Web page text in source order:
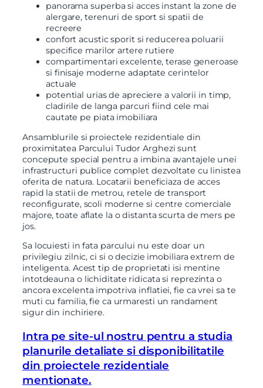
panorama superba si acces instant la zone de
alergare, terenuri de sport si spatii de
recreere
confort acustic sporit si reducerea poluarii
specifice marilor artere rutiere
compartimentari excelente, terase generoase
si finisaje moderne adaptate cerintelor
actuale
potential urias de apreciere a valorii in timp,
cladirile de langa parcuri fiind cele mai
cautate pe piata imobiliara
Ansamblurile si proiectele rezidentiale din
proximitatea Parcului Tudor Arghezi sunt
concepute special pentru a imbina avantajele unei
infrastructuri publice complet dezvoltate cu linistea
oferita de natura. Locatarii beneficiaza de acces
rapid la statii de metrou, retele de transport
reconfigurate, scoli moderne si centre comerciale
majore, toate aflate la o distanta scurta de mers pe
jos.
Sa locuiesti in fata parcului nu este doar un
privilegiu zilnic, ci si o decizie imobiliara extrem de
inteligenta. Acest tip de proprietati isi mentine
intotdeauna o lichiditate ridicata si reprezinta o
ancora excelenta impotriva inflatiei, fie ca vrei sa te
muti cu familia, fie ca urmaresti un randament
sigur din inchiriere.
Intra pe site-ul nostru pentru a studia
planurile detaliate si disponibilitatile
din proiectele rezidentiale
mentionate.